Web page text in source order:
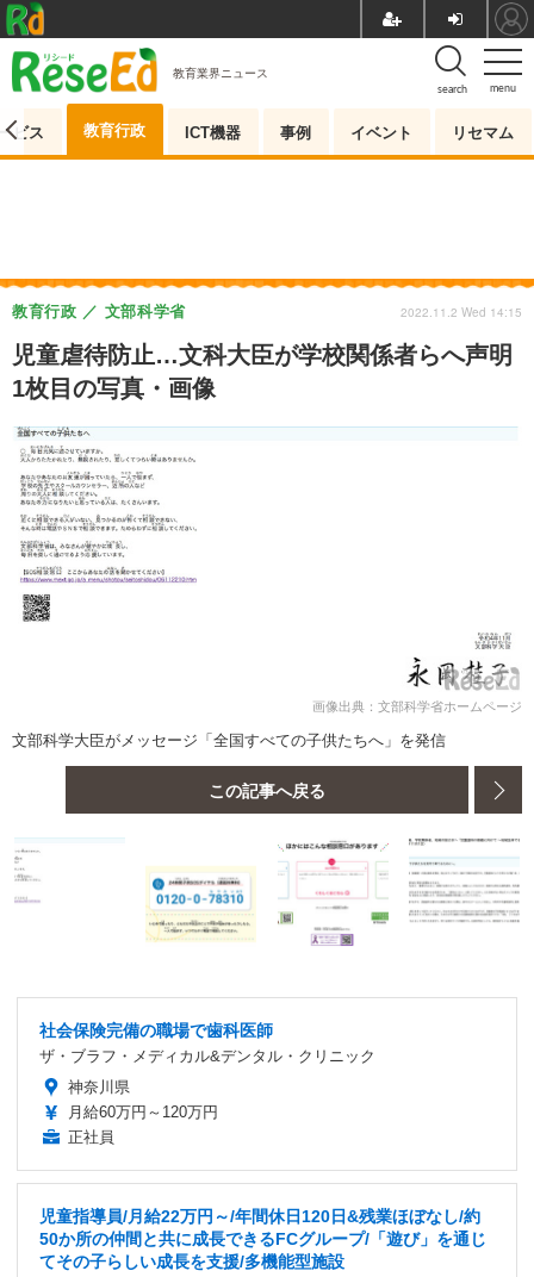
menu
search
教育業界ニュース
ビス 教育行政 ICT機器 事例 イベント リセマム
児童虐待防止…文科大臣が学校関係者らへ声明
1枚目の写真・画像
教育行政 文部科学省 2022.11.2 Wed 14:15
画像出典：文部科学省ホームページ
文部科学大臣がメッセージ「全国すべての子供たちへ」を発信
この記事へ戻る
社会保険完備の職場で歯科医師
ザ・ブラフ・メディカル&デンタル・クリニック
神奈川県
月給60万円～120万円
正社員
児童指導員/月給22万円～/年間休日120日&残業ほぼなし/約
50か所の仲間と共に成長できるFCグループ/「遊び」を通じ
てその子らしい成長を支援/多機能型施設